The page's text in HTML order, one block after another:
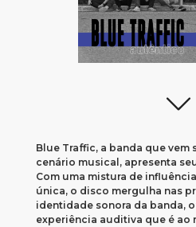
Blue Traffic, a banda que vem
cenário musical, apresenta
Com uma mistura de
única, o disco mergulha nas
identidade sonora da banda,
experiência auditiva que é ao